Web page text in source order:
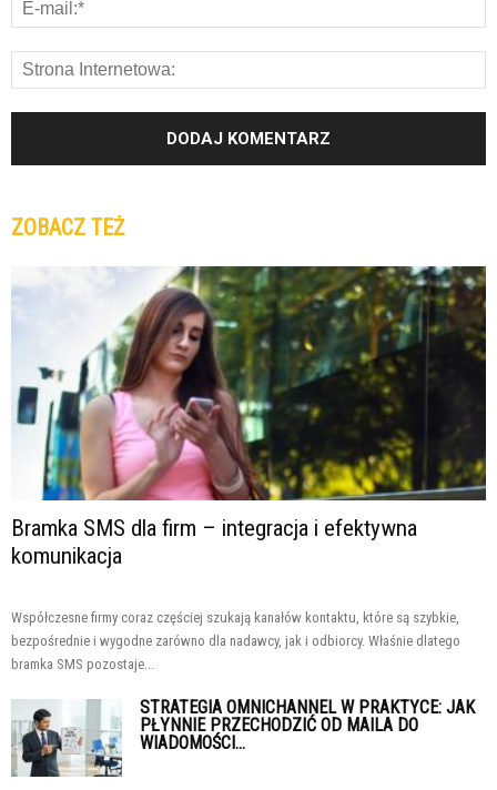
ZOBACZ TEŻ
Bramka SMS dla firm – integracja i efektywna
komunikacja
Współczesne firmy coraz częściej szukają kanałów kontaktu, które są szybkie,
bezpośrednie i wygodne zarówno dla nadawcy, jak i odbiorcy. Właśnie dlatego
bramka SMS pozostaje...
STRATEGIA OMNICHANNEL W PRAKTYCE: JAK
PŁYNNIE PRZECHODZIĆ OD MAILA DO
WIADOMOŚCI...